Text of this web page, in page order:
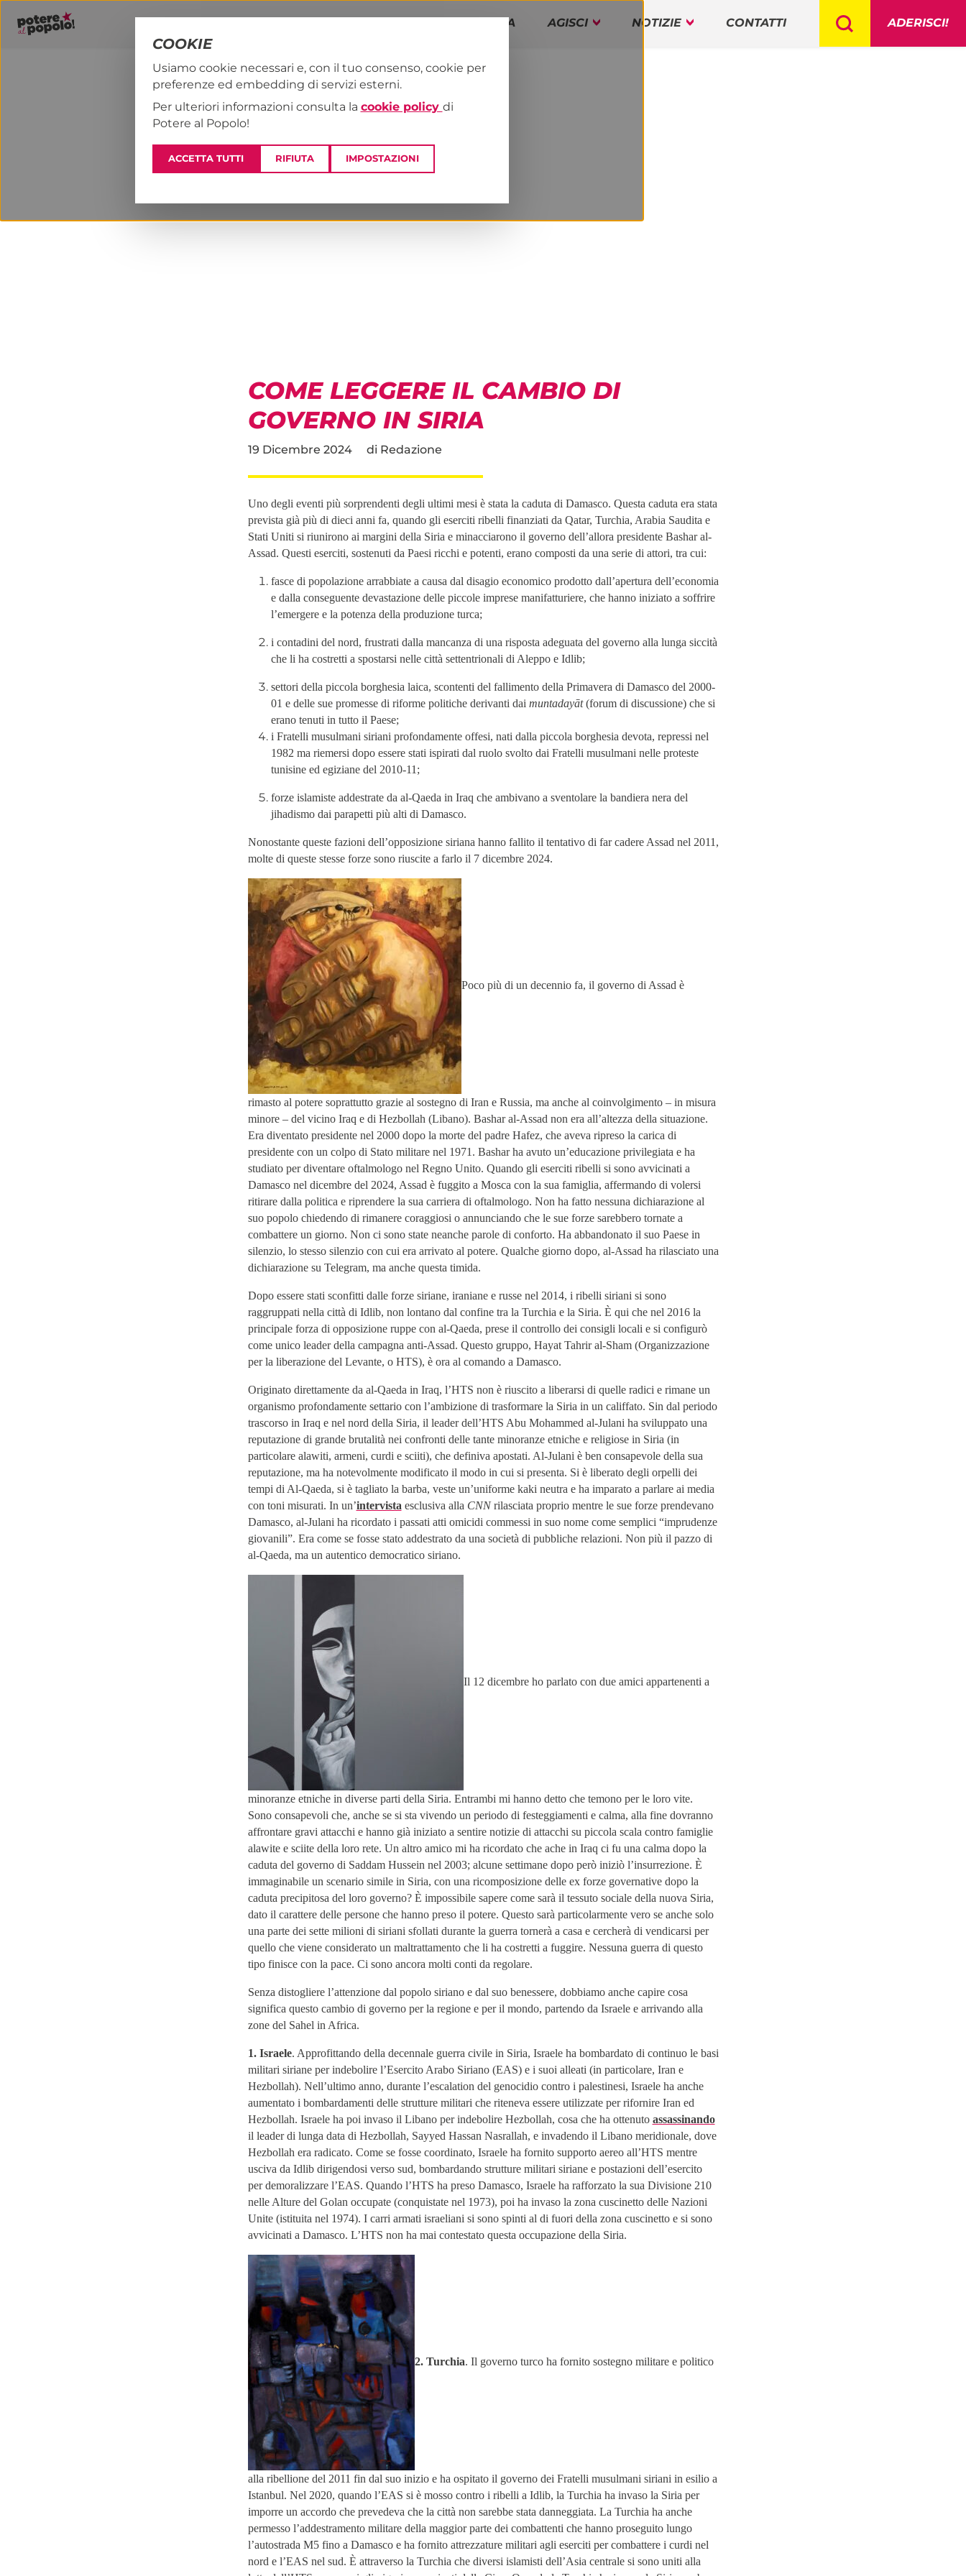
PROGRAMMA AGISCI NOTIZIE CONTATTI ADERISCI!
PAP! NOTIZIE DAI TERRITORI
COME LEGGERE IL CAMBIO DI
GOVERNO IN SIRIA
19 Dicembre 2024 di Redazione
Uno degli eventi più sorprendenti degli ultimi mesi è stata la caduta di Damasco. Questa caduta era stata
prevista già più di dieci anni fa, quando gli eserciti ribelli finanziati da Qatar, Turchia, Arabia Saudita e
Stati Uniti si riunirono ai margini della Siria e minacciarono il governo dell’allora presidente Bashar al-
Assad. Questi eserciti, sostenuti da Paesi ricchi e potenti, erano composti da una serie di attori, tra cui:
fasce di popolazione arrabbiate a causa dal disagio economico prodotto dall’apertura dell’economia
e dalla conseguente devastazione delle piccole imprese manifatturiere, che hanno iniziato a soffrire
l’emergere e la potenza della produzione turca;
i contadini del nord, frustrati dalla mancanza di una risposta adeguata del governo alla lunga siccità
che li ha costretti a spostarsi nelle città settentrionali di Aleppo e Idlib;
settori della piccola borghesia laica, scontenti del fallimento della Primavera di Damasco del 2000-
01 e delle sue promesse di riforme politiche derivanti dai muntadayāt(forum di discussione) che si
erano tenuti in tutto il Paese;
i Fratelli musulmani siriani profondamente offesi, nati dalla piccola borghesia devota, repressi nel
1982 ma riemersi dopo essere stati ispirati dal ruolo svolto dai Fratelli musulmani nelle proteste
tunisine ed egiziane del 2010-11;
forze islamiste addestrate da al-Qaeda in Iraq che ambivano a sventolare la bandiera nera del
jihadismo dai parapetti più alti di Damasco.
Nonostante queste fazioni dell’opposizione siriana hanno fallito il tentativo di far cadere Assad nel 2011,
molte di queste stesse forze sono riuscite a farlo il 7 dicembre 2024.
Poco più di un decennio fa, il governo di Assad è
rimasto al potere soprattutto grazie al sostegno di Iran e Russia, ma anche al coinvolgimento – in misura
minore – del vicino Iraq e di Hezbollah (Libano). Bashar al-Assad non era all’altezza della situazione.
Era diventato presidente nel 2000 dopo la morte del padre Hafez, che aveva ripreso la carica di
presidente con un colpo di Stato militare nel 1971. Bashar ha avuto un’educazione privilegiata e ha
studiato per diventare oftalmologo nel Regno Unito. Quando gli eserciti ribelli si sono avvicinati a
Damasco nel dicembre del 2024, Assad è fuggito a Mosca con la sua famiglia, affermando di volersi
ritirare dalla politica e riprendere la sua carriera di oftalmologo. Non ha fatto nessuna dichiarazione al
suo popolo chiedendo di rimanere coraggiosi o annunciando che le sue forze sarebbero tornate a
combattere un giorno. Non ci sono state neanche parole di conforto. Ha abbandonato il suo Paese in
silenzio, lo stesso silenzio con cui era arrivato al potere. Qualche giorno dopo, al-Assad ha rilasciato una
dichiarazione su Telegram, ma anche questa timida.
Dopo essere stati sconfitti dalle forze siriane, iraniane e russe nel 2014, i ribelli siriani si sono
raggruppati nella città di Idlib, non lontano dal confine tra la Turchia e la Siria. È qui che nel 2016 la
principale forza di opposizione ruppe con al-Qaeda, prese il controllo dei consigli locali e si configurò
come unico leader della campagna anti-Assad. Questo gruppo, Hayat Tahrir al-Sham (Organizzazione
per la liberazione del Levante, o HTS), è ora al comando a Damasco.
Originato direttamente da al-Qaeda in Iraq, l’HTS non è riuscito a liberarsi di quelle radici e rimane un
organismo profondamente settario con l’ambizione di trasformare la Siria in un califfato. Sin dal periodo
trascorso in Iraq e nel nord della Siria, il leader dell’HTS Abu Mohammed al-Julani ha sviluppato una
reputazione di grande brutalità nei confronti delle tante minoranze etniche e religiose in Siria (in
particolare alawiti, armeni, curdi e sciiti), che definiva apostati. Al-Julani è ben consapevole della sua
reputazione, ma ha notevolmente modificato il modo in cui si presenta. Si è liberato degli orpelli dei
tempi di Al-Qaeda, si è tagliato la barba, veste un’uniforme kaki neutra e ha imparato a parlare ai media
con toni misurati. In un’intervista esclusiva alla CNNrilasciata proprio mentre le sue forze prendevano
Damasco, al-Julani ha ricordato i passati atti omicidi commessi in suo nome come semplici “imprudenze
giovanili”. Era come se fosse stato addestrato da una società di pubbliche relazioni. Non più il pazzo di
al-Qaeda, ma un autentico democratico siriano.
Il 12 dicembre ho parlato con due amici appartenenti a
minoranze etniche in diverse parti della Siria. Entrambi mi hanno detto che temono per le loro vite.
Sono consapevoli che, anche se si sta vivendo un periodo di festeggiamenti e calma, alla fine dovranno
affrontare gravi attacchi e hanno già iniziato a sentire notizie di attacchi su piccola scala contro famiglie
alawite e sciite della loro rete. Un altro amico mi ha ricordato che ache in Iraq ci fu una calma dopo la
caduta del governo di Saddam Hussein nel 2003; alcune settimane dopo però iniziò l’insurrezione. È
immaginabile un scenario simile in Siria, con una ricomposizione delle ex forze governative dopo la
caduta precipitosa del loro governo? È impossibile sapere come sarà il tessuto sociale della nuova Siria,
dato il carattere delle persone che hanno preso il potere. Questo sarà particolarmente vero se anche solo
una parte dei sette milioni di siriani sfollati durante la guerra tornerà a casa e cercherà di vendicarsi per
quello che viene considerato un maltrattamento che li ha costretti a fuggire. Nessuna guerra di questo
tipo finisce con la pace. Ci sono ancora molti conti da regolare.
Senza distogliere l’attenzione dal popolo siriano e dal suo benessere, dobbiamo anche capire cosa
significa questo cambio di governo per la regione e per il mondo, partendo da Israele e arrivando alla
zone del Sahel in Africa.
1. Israele. Approfittando della decennale guerra civile in Siria, Israele ha bombardato di continuo le basi
militari siriane per indebolire l’Esercito Arabo Siriano (EAS) e i suoi alleati (in particolare, Iran e
Hezbollah). Nell’ultimo anno, durante l’escalation del genocidio contro i palestinesi, Israele ha anche
aumentato i bombardamenti delle strutture militari che riteneva essere utilizzate per rifornire Iran ed
Hezbollah. Israele ha poi invaso il Libano per indebolire Hezbollah, cosa che ha ottenuto assassinando
il leader di lunga data di Hezbollah, Sayyed Hassan Nasrallah, e invadendo il Libano meridionale, dove
Hezbollah era radicato. Come se fosse coordinato, Israele ha fornito supporto aereo all’HTS mentre
usciva da Idlib dirigendosi verso sud, bombardando strutture militari siriane e postazioni dell’esercito
per demoralizzare l’EAS. Quando l’HTS ha preso Damasco, Israele ha rafforzato la sua Divisione 210
nelle Alture del Golan occupate (conquistate nel 1973), poi ha invaso la zona cuscinetto delle Nazioni
Unite (istituita nel 1974). I carri armati israeliani si sono spinti al di fuori della zona cuscinetto e si sono
avvicinati a Damasco. L’HTS non ha mai contestato questa occupazione della Siria.
2. Turchia. Il governo turco ha fornito sostegno militare e politico
alla ribellione del 2011 fin dal suo inizio e ha ospitato il governo dei Fratelli musulmani siriani in esilio a
Istanbul. Nel 2020, quando l’EAS si è mosso contro i ribelli a Idlib, la Turchia ha invaso la Siria per
imporre un accordo che prevedeva che la città non sarebbe stata danneggiata. La Turchia ha anche
permesso l’addestramento militare della maggior parte dei combattenti che hanno proseguito lungo
l’autostrada M5 fino a Damasco e ha fornito attrezzature militari agli eserciti per combattere i curdi nel
nord e l’EAS nel sud. È attraverso la Turchia che diversi islamisti dell’Asia centrale si sono uniti alla
COOKIE
Usiamo cookie necessari e, con il tuo consenso, cookie per
preferenze ed embedding di servizi esterni.
Per ulteriori informazioni consulta la cookie policy di
Potere al Popolo!
ACCETTA TUTTI RIFIUTA IMPOSTAZIONI